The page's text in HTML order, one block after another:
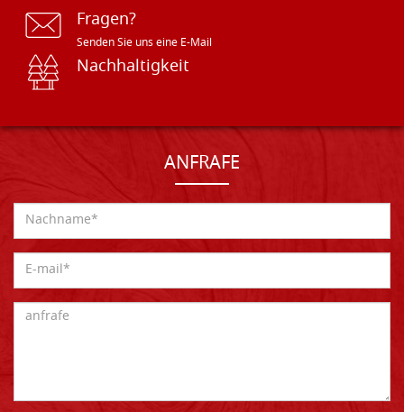
Fragen?
Senden Sie uns eine E-Mail
Nachhaltigkeit
ANFRAFE